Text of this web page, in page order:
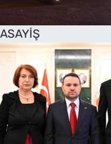
ASAYİŞ